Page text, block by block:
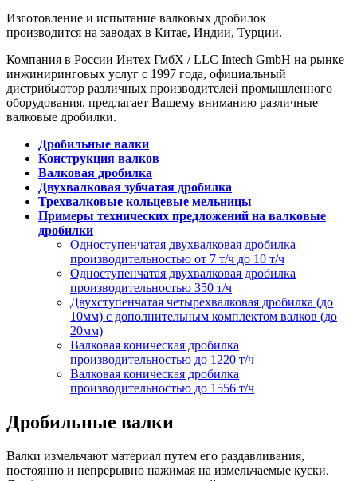
Изготовление и испытание валковых дробилок
производится на заводах в Китае, Индии, Турции.
Компания в России Интех ГмбХ / LLC Intech GmbH на рынке
инжиниринговых услуг с 1997 года, официальный
дистрибьютор различных производителей промышленного
оборудования, предлагает Вашему вниманию различные
валковые дробилки.
Дробильные валки
Конструкция валков
Валковая дробилка
Двухвалковая зубчатая дробилка
Трехвалковые кольцевые мельницы
Примеры технических предложений на валковые
дробилки
Одноступенчатая двухвалковая дробилка
производительностью от 7 т/ч до 10 т/ч
Одноступенчатая двухвалковая дробилка
производительностью 350 т/ч
Двухступенчатая четырехвалковая дробилка (до
10мм) с дополнительным комплектом валков (до
20мм)
Валковая коническая дробилка
производительностью до 1220 т/ч
Валковая коническая дробилка
производительностью до 1556 т/ч
Дробильные валки
Валки измельчают материал путем его раздавливания,
постоянно и непрерывно нажимая на измельчаемые куски.